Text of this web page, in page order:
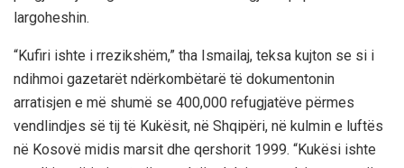
largoheshin.
“Kufiri ishte i rrezikshëm,” tha Ismailaj, teksa kujton se si i
ndihmoi gazetarët ndërkombëtarë të dokumentonin
arratisjen e më shumë se 400,000 refugjatëve përmes
vendlindjes së tij të Kukësit, në Shqipëri, në kulmin e luftës
në Kosovë midis marsit dhe qershorit 1999. “Kukësi ishte